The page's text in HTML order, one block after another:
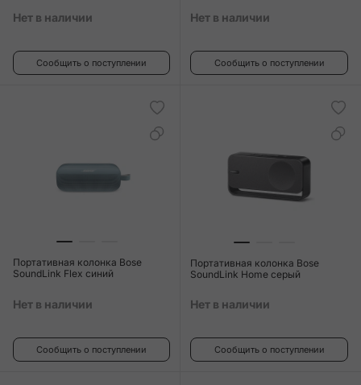
Нет в наличии
Сообщить о поступлении
Нет в наличии
Сообщить о поступлении
Портативная колонка Bose
SoundLink Flex синий
Нет в наличии
Сообщить о поступлении
Портативная колонка Bose
SoundLink Home серый
Нет в наличии
Сообщить о поступлении